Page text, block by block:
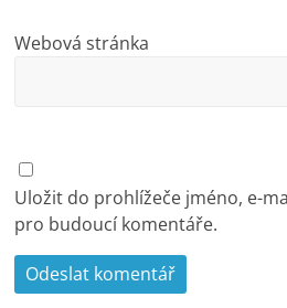
Webová stránka
Uložit do prohlížeče jméno, e-
pro budoucí komentáře.